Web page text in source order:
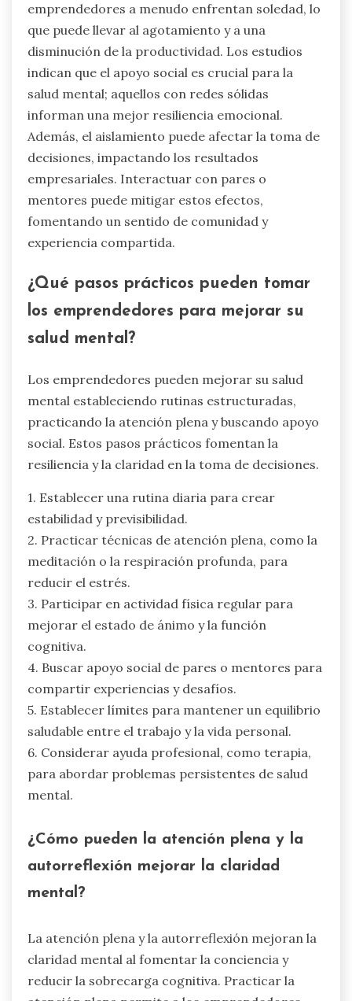
emprendedores a menudo enfrentan soledad, lo
que puede llevar al agotamiento y a una
disminución de la productividad. Los estudios
indican que el apoyo social es crucial para la
salud mental; aquellos con redes sólidas
informan una mejor resiliencia emocional.
Además, el aislamiento puede afectar la toma de
decisiones, impactando los resultados
empresariales. Interactuar con pares o
mentores puede mitigar estos efectos,
fomentando un sentido de comunidad y
experiencia compartida.
¿Qué pasos prácticos pueden tomar
los emprendedores para mejorar su
salud mental?
Los emprendedores pueden mejorar su salud
mental estableciendo rutinas estructuradas,
practicando la atención plena y buscando apoyo
social. Estos pasos prácticos fomentan la
resiliencia y la claridad en la toma de decisiones.
1. Establecer una rutina diaria para crear
estabilidad y previsibilidad.
2. Practicar técnicas de atención plena, como la
meditación o la respiración profunda, para
reducir el estrés.
3. Participar en actividad física regular para
mejorar el estado de ánimo y la función
cognitiva.
4. Buscar apoyo social de pares o mentores para
compartir experiencias y desafíos.
5. Establecer límites para mantener un equilibrio
saludable entre el trabajo y la vida personal.
6. Considerar ayuda profesional, como terapia,
para abordar problemas persistentes de salud
mental.
¿Cómo pueden la atención plena y la
autorreflexión mejorar la claridad
mental?
La atención plena y la autorreflexión mejoran la
claridad mental al fomentar la conciencia y
reducir la sobrecarga cognitiva. Practicar la